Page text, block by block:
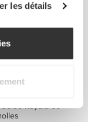
les détails
Royale 60